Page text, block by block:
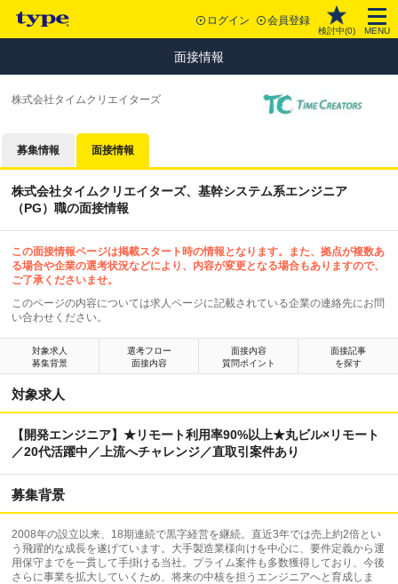
ログイン 会員登録
検討中(0) MENU
面接情報
株式会社タイムクリエイターズ
募集情報 面接情報
株式会社タイムクリエイターズ、基幹システム系エンジニア
（PG）職の面接情報
この面接情報ページは掲載スタート時の情報となります。また、拠点が複数あ
る場合や企業の選考状況などにより、内容が変更となる場合もありますので、
ご了承くださいませ。
このページの内容については求人ページに記載されている企業の連絡先にお問
い合わせください。
対象求人
募集背景
選考フロー
面接内容
面接内容
質問ポイント
面接記事
を探す
対象求人
【開発エンジニア】★リモート利用率90%以上★丸ビル×リモート
／20代活躍中／上流へチャレンジ／直取引案件あり
募集背景
2008年の設立以来、18期連続で黒字経営を継続。直近3年では売上約2倍とい
う飛躍的な成長を遂げています。大手製造業様向けを中心に、要件定義から運
用保守までを一貫して手掛ける当社。プライム案件も多数獲得しており、今後
さらに事業を拡大していくため、将来の中核を担うエンジニアへと育成しま